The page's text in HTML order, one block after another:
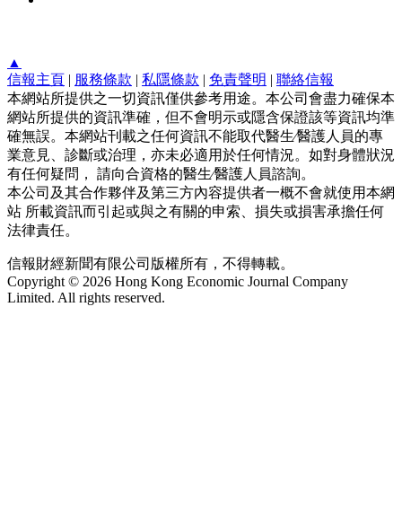
▲
信報主頁 | 服務條款 | 私隱條款 | 免責聲明 | 聯絡信報
本網站所提供之一切資訊僅供參考用途。本公司會盡力確保本
網站所提供的資訊準確，但不會明示或隱含保證該等資訊均準
確無誤。本網站刊載之任何資訊不能取代醫生∕醫護人員的專
業意見、診斷或治理，亦未必適用於任何情況。如對身體狀況
有任何疑問， 請向合資格的醫生∕醫護人員諮詢。
本公司及其合作夥伴及第三方內容提供者一概不會就使用本網
站 所載資訊而引起或與之有關的申索、損失或損害承擔任何
法律責任。
信報財經新聞有限公司版權所有，不得轉載。
Copyright © 2026 Hong Kong Economic Journal Company
Limited. All rights reserved.